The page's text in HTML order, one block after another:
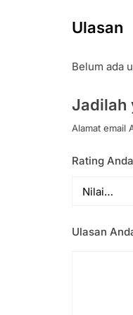
Ulasan
Belum ada
Jadilah
Alamat email
Rating Anda
Ulasan